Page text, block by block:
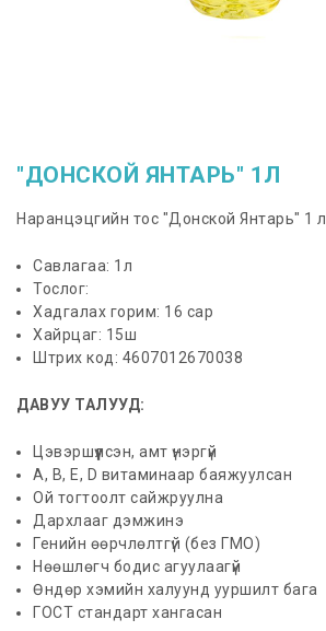
"ДОНСКОЙ ЯНТАРЬ" 1Л
Наранцэцгийн тос "Донской Янтарь" 1 л
Савлагаа: 1л
Тослог:
Хадгалах горим: 16 сар
Хайрцаг: 15ш
Штрих код: 4607012670038
ДАВУУ ТАЛУУД:
Цэвэршүүлсэн, амт үнэргүй
А, В, Е, D витаминаар баяжуулсан
Ой тогтоолт сайжруулна
Дархлааг дэмжинэ
Генийн өөрчлөлтгүй (без ГМО)
Нөөшлөгч бодис агуулаагүй
Өндөр хэмийн халуунд ууршилт бага
ГОСТ стандарт хангасан